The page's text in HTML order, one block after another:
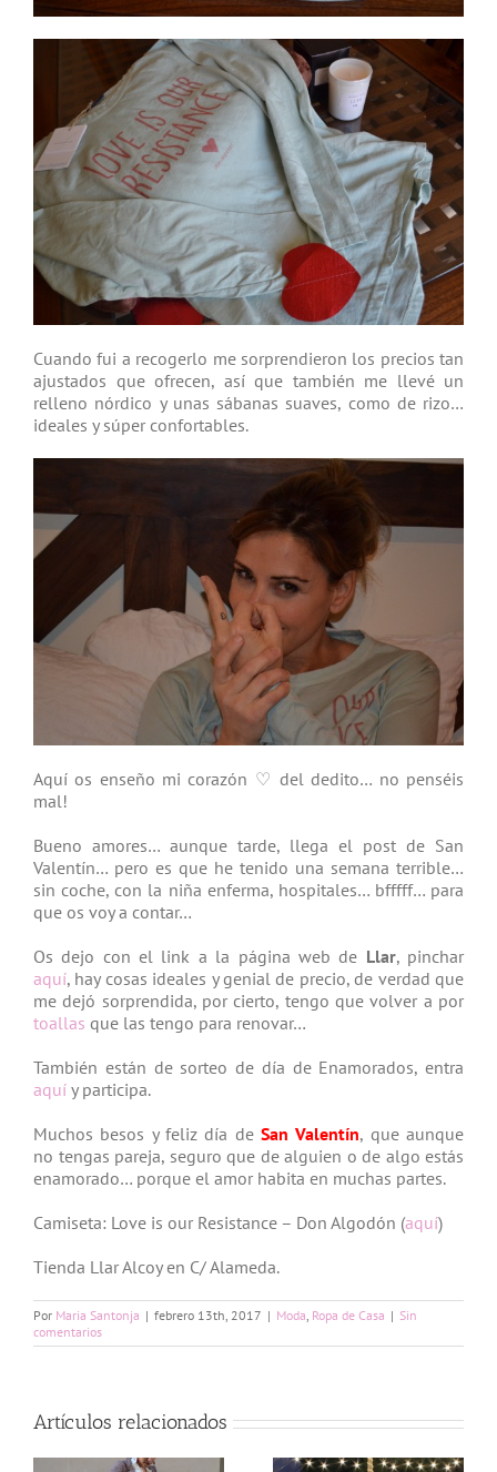
Cuando fui a recogerlo me sorprendieron los precios tan
ajustados que ofrecen, así que también me llevé un
relleno nórdico y unas sábanas suaves, como de rizo…
ideales y súper confortables.
Aquí os enseño mi corazón ♡ del dedito… no penséis
mal!
Bueno amores… aunque tarde, llega el post de San
Valentín… pero es que he tenido una semana terrible…
sin coche, con la niña enferma, hospitales… bfffff… para
que os voy a contar…
Os dejo con el link a la página web de Llar, pinchar
aquí, hay cosas ideales y genial de precio, de verdad que
me dejó sorprendida, por cierto, tengo que volver a por
toallas que las tengo para renovar…
También están de sorteo de día de Enamorados, entra
aquí y participa.
Muchos besos y feliz día de San Valentín, que aunque
no tengas pareja, seguro que de alguien o de algo estás
enamorado… porque el amor habita en muchas partes.
Camiseta: Love is our Resistance – Don Algodón (aquí)
Tienda Llar Alcoy en C/ Alameda.
Por Maria Santonja | febrero 13th, 2017 | Moda, Ropa de Casa | Sin
comentarios
Artículos relacionados